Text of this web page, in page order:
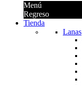
Menú
Regreso
Tienda
Lanas